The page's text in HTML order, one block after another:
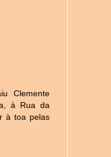
Clemente
à Rua da
à toa pelas